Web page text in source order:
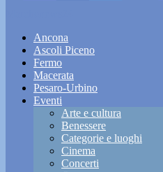
Ancona
Ascoli Piceno
Fermo
Macerata
Pesaro-Urbino
Eventi
Arte e cultura
Benessere
Categorie e luoghi
Cinema
Concerti